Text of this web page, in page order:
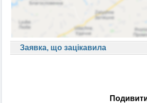
Заявка, що зацікавила